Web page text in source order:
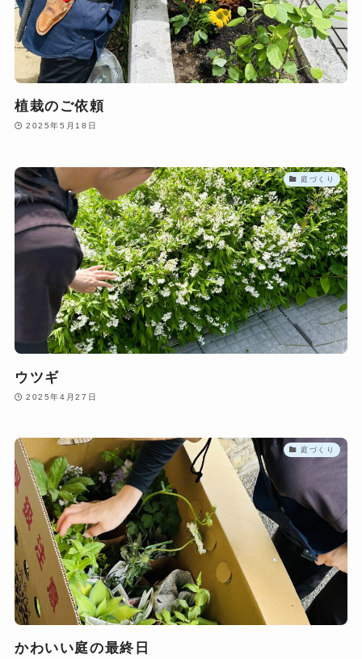
植栽のご依頼
2025年5月18日
庭づくり
ウツギ
2025年4月27日
庭づくり
かわいい庭の最終日